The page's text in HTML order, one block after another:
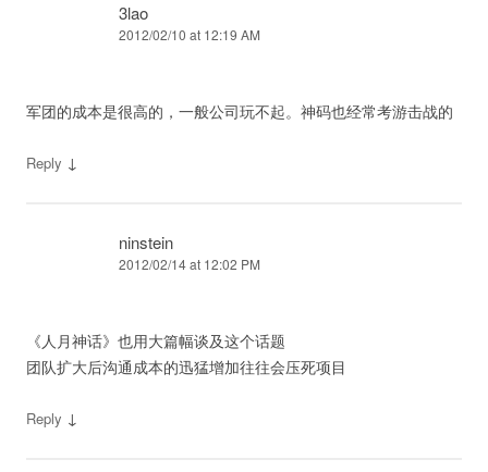
3lao
2012/02/10 at 12:19 AM
军团的成本是很高的，一般公司玩不起。神码也经常考游击战的
Reply ↓
ninstein
2012/02/14 at 12:02 PM
《人月神话》也用大篇幅谈及这个话题
团队扩大后沟通成本的迅猛增加往往会压死项目
Reply ↓